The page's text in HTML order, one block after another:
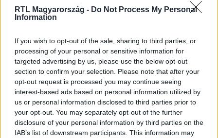
RTL Magyarország - Do Not Process My Personal
Information
If you wish to opt-out of the sale, sharing to third parties, or
processing of your personal or sensitive information for
targeted advertising by us, please use the below opt-out
section to confirm your selection. Please note that after your
opt-out request is processed you may continue seeing
interest-based ads based on personal information utilized by
us or personal information disclosed to third parties prior to
your opt-out. You may separately opt-out of the further
disclosure of your personal information by third parties on the
IAB’s list of downstream participants. This information may
legyen a Google-találatokban!
Kövess minket, és értesülj a friss hírekről a